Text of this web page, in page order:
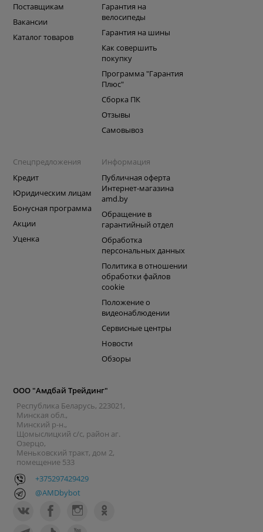
Поставщикам
Вакансии
Каталог товаров
Гарантия на
велосипеды
Гарантия на шины
Как совершить
покупку
Программа "Гарантия
Плюс"
Сборка ПК
Отзывы
Самовывоз
Спецпредложения
Кредит
Юридическим лицам
Бонусная программа
Акции
Уценка
Информация
Публичная оферта
Интернет-магазина
amd.by
Обращение в
гарантийный отдел
Обработка
персональных данных
Политика в отношении
обработки файлов
cookie
Положение о
видеонаблюдении
Сервисные центры
Новости
Обзоры
ООО "Амдбай Трейдинг"
Республика Беларусь, 223021,
Минская обл.,
Минский р-н.,
Щомыслицкий с/с, район аг.
Озерцо,
Меньковский тракт, дом 2,
помещение 533
+375297429429
@AMDbybot